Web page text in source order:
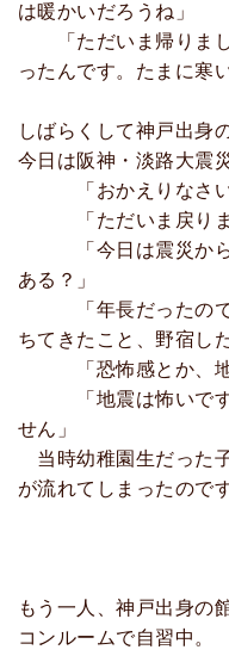
は暖かいだろうね」
「ただいま帰りまし
ったんです。たまに寒
しばらくして神戸出身
今日は阪神・淡路大震
「おかえりなさい
「ただいま戻りま
「今日は震災から
ある？」
「年長だったので
ちてきたこと、野宿し
「恐怖感とか、地
「地震は怖いです
せん」
当時幼稚園生だった
が流れてしまったので
もう一人、神戸出身の
コンルームで自習中。